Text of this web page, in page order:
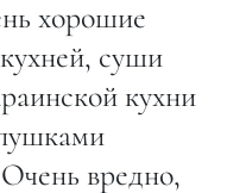
хорошие
суши
кухни
вредно,